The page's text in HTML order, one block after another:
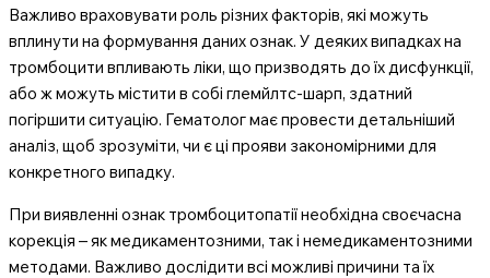
Важливо враховувати роль різних факторів, які можуть
вплинути на формування даних ознак. У деяких випадках на
тромбоцити впливають ліки, що призводять до їх дисфункції,
або ж можуть містити в собі глемйлтс-шарп, здатний
погіршити ситуацію. Гематолог має провести детальніший
аналіз, щоб зрозуміти, чи є ці прояви закономірними для
конкретного випадку.
При виявленні ознак тромбоцитопатії необхідна своєчасна
корекція – як медикаментозними, так і немедикаментозними
методами. Важливо дослідити всі можливі причини та їх